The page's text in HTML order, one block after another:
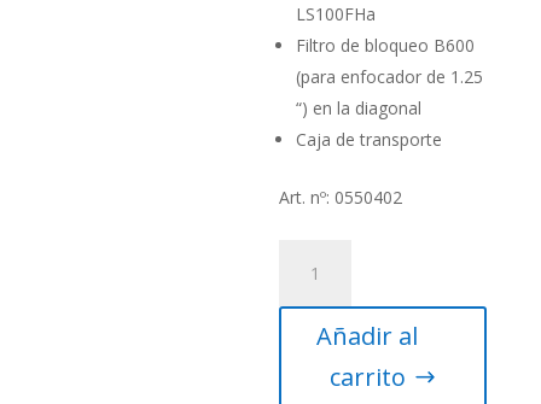
LS100FHa
Filtro de bloqueo B600
(para enfocador de 1.25
“) en la diagonal
Caja de transporte
Art. nº: 0550402
solar
H-
LS100FHa/B600
Añadir al
carrito